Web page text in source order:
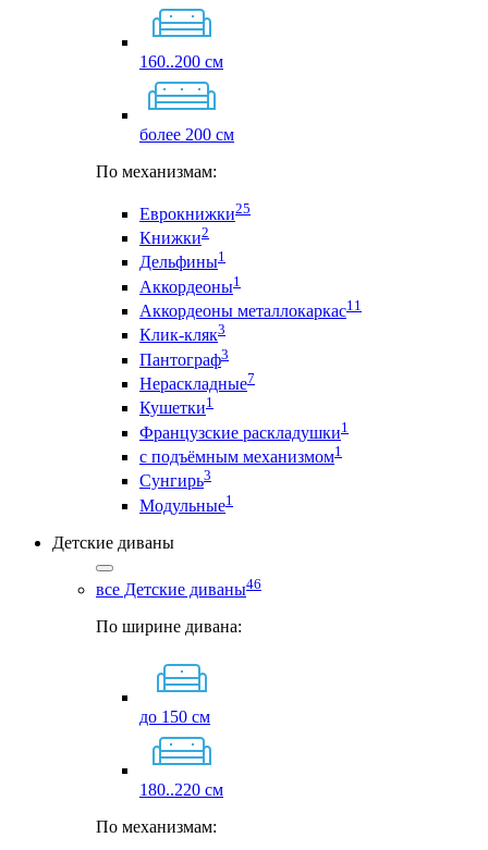
160..200 см
более 200 см
По механизмам:
Еврокнижки25
Книжки2
Дельфины1
Аккордеоны1
Аккордеоны металлокаркас11
Клик-кляк3
Пантограф3
Нераскладные7
Кушетки1
Французские раскладушки1
с подъёмным механизмом1
Сунгирь3
Модульные1
Детские диваны
все Детские диваны46
По ширине дивана:
до 150 см
180..220 см
По механизмам: